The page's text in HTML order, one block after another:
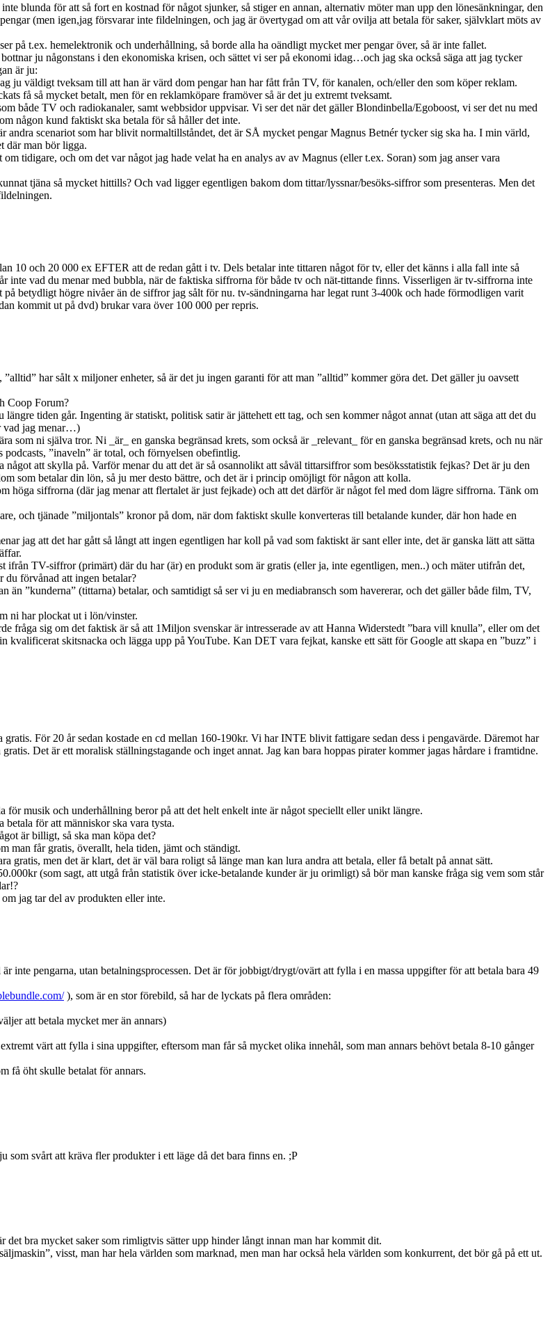
blunda för att så fort en kostnad för något sjunker, så stiger en annan, alternativ möter man upp den lönesänkningar, den
(men igen,jag försvarar inte fildelningen, och jag är övertygad om att vår ovilja att betala för saker, självklart möts av
på t.ex. hemelektronik och underhållning, så borde alla ha oändligt mycket mer pengar över, så är inte fallet.
ju någonstans i den ekonomiska krisen, och sättet vi ser på ekonomi idag…och jag ska också säga att jag tycker
är ju:
ju väldigt tveksam till att han är värd dom pengar han har fått från TV, för kanalen, och/eller den som köper reklam.
få så mycket betalt, men för en reklamköpare framöver så är det ju extremt tveksamt.
både TV och radiokanaler, samt webbsidor uppvisar. Vi ser det när det gäller Blondinbella/Egoboost, vi ser det nu med
någon kund faktiskt ska betala för så håller det inte.
andra scenariot som har blivit normaltillståndet, det är SÅ mycket pengar Magnus Betnér tycker sig ska ha. I min värld,
där man bör ligga.
tidigare, och om det var något jag hade velat ha en analys av av Magnus (eller t.ex. Soran) som jag anser vara
tjäna så mycket hittills? Och vad ligger egentligen bakom dom tittar/lyssnar/besöks-siffror som presenteras. Men det
10 och 20 000 ex EFTER att de redan gått i tv. Dels betalar inte tittaren något för tv, eller det känns i alla fall inte så
inte vad du menar med bubbla, när de faktiska siffrorna för både tv och nät-tittande finns. Visserligen är tv-siffrorna inte
betydligt högre nivåer än de siffror jag sålt för nu. tv-sändningarna har legat runt 3-400k och hade förmodligen varit
kommit ut på dvd) brukar vara över 100 000 per repris.
har sålt x miljoner enheter, så är det ju ingen garanti för att man ”alltid” kommer göra det. Det gäller ju oavsett
Coop Forum?
tiden går. Ingenting är statiskt, politisk satir är jättehett ett tag, och sen kommer något annat (utan att säga att det du
vad jag menar…)
som ni själva tror. Ni _är_ en ganska begränsad krets, som också är _relevant_ för en ganska begränsad krets, och nu när
podcasts, ”inaveln” är total, och förnyelsen obefintlig.
att skylla på. Varför menar du att det är så osannolikt att såväl tittarsiffror som besöksstatistik fejkas? Det är ju den
som betalar din lön, så ju mer desto bättre, och det är i princip omöjligt för någon att kolla.
höga siffrorna (där jag menar att flertalet är just fejkade) och att det därför är något fel med dom lägre siffrorna. Tänk om
och tjänade ”miljontals” kronor på dom, när dom faktiskt skulle konverteras till betalande kunder, där hon hade en
jag att det har gått så långt att ingen egentligen har koll på vad som faktiskt är sant eller inte, det är ganska lätt att sätta
TV-siffror (primärt) där du har (är) en produkt som är gratis (eller ja, inte egentligen, men..) och mäter utifrån det,
du förvånad att ingen betalar?
”kunderna” (tittarna) betalar, och samtidigt så ser vi ju en mediabransch som havererar, och det gäller både film, TV,
ni har plockat ut i lön/vinster.
fråga sig om det faktisk är så att 1Miljon svenskar är intresserade av att Hanna Widerstedt ”bara vill knulla”, eller om det
kvalificerat skitsnacka och lägga upp på YouTube. Kan DET vara fejkat, kanske ett sätt för Google att skapa en ”buzz” i
För 20 år sedan kostade en cd mellan 160-190kr. Vi har INTE blivit fattigare sedan dess i pengavärde. Däremot har
Det är ett moralisk ställningstagande och inget annat. Jag kan bara hoppas pirater kommer jagas hårdare i framtidne.
för musik och underhållning beror på att det helt enkelt inte är något speciellt eller unikt längre.
betala för att människor ska vara tysta.
är billigt, så ska man köpa det?
man får gratis, överallt, hela tiden, jämt och ständigt.
gratis, men det är klart, det är väl bara roligt så länge man kan lura andra att betala, eller få betalt på annat sätt.
(som sagt, att utgå från statistik över icke-betalande kunder är ju orimligt) så bör man kanske fråga sig vem som står
jag tar del av produkten eller inte.
inte pengarna, utan betalningsprocessen. Det är för jobbigt/drygt/ovärt att fylla i en massa uppgifter för att betala bara 49
), som är en stor förebild, så har de lyckats på flera områden:
att betala mycket mer än annars)
värt att fylla i sina uppgifter, eftersom man får så mycket olika innehål, som man annars behövt betala 8-10 gånger
få öht skulle betalat för annars.
som svårt att kräva fler produkter i ett läge då det bara finns en. ;P
det bra mycket saker som rimligtvis sätter upp hinder långt innan man har kommit dit.
visst, man har hela världen som marknad, men man har också hela världen som konkurrent, det bör gå på ett ut.